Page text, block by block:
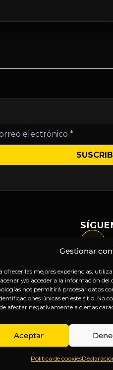
Gestionar
ofrecer las mejores experiencias,
y/o acceder a la información del
nos permitirá procesar datos
únicas en este sitio. No
afectar negativamente a ciertas
Aceptar
Política de cookies